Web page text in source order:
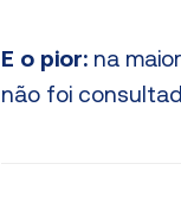
E o pior: na
não foi